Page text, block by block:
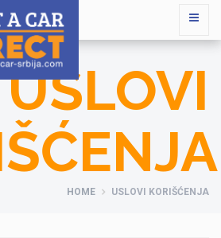
USLOVI
HOME USLOVI KORIŠĆENJA